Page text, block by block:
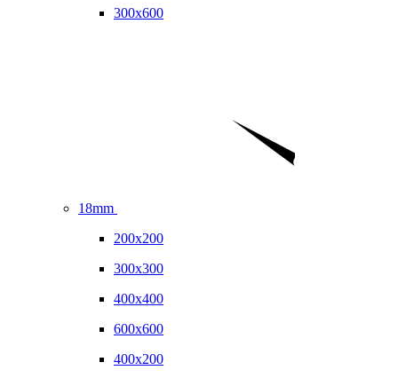
300x600
18mm
200x200
300x300
400x400
600x600
400x200